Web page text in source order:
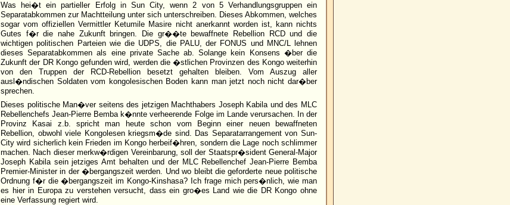
Was hei�t ein partieller Erfolg in Sun City, wenn 2 von 5 Verhandlungsgruppen ein
Separatabkommen zur Machtteilung unter sich unterschreiben. Dieses Abkommen, welches
sogar vom offiziellen Vermittler Ketumile Masire nicht anerkannt worden ist, kann nichts
Gutes f�r die nahe Zukunft bringen. Die gr��te bewaffnete Rebellion RCD und die
wichtigen politischen Parteien wie die UDPS, die PALU, der FONUS und MNC/L lehnen
dieses Separatabkommen als eine private Sache ab. Solange kein Konsens �ber die
Zukunft der DR Kongo gefunden wird, werden die �stlichen Provinzen des Kongo weiterhin
von den Truppen der RCD-Rebellion besetzt gehalten bleiben. Vom Auszug aller
ausl�ndischen Soldaten vom kongolesischen Boden kann man jetzt noch nicht dar�ber
sprechen.
Dieses politische Man�ver seitens des jetzigen Machthabers Joseph Kabila und des MLC
Rebellenchefs Jean-Pierre Bemba k�nnte verheerende Folge im Lande verursachen. In der
Provinz Kasai z.b. spricht man heute schon vom Beginn einer neuen bewaffneten
Rebellion, obwohl viele Kongolesen kriegsm�de sind. Das Separatarrangement von Sun-
City wird sicherlich kein Frieden im Kongo herbeif�hren, sondern die Lage noch schlimmer
machen. Nach dieser merkw�rdigen Vereinbarung, soll der Staatspr�sident General-Major
Joseph Kabila sein jetziges Amt behalten und der MLC Rebellenchef Jean-Pierre Bemba
Premier-Minister in der �bergangszeit werden. Und wo bleibt die geforderte neue politische
Ordnung f�r die �bergangszeit im Kongo-Kinshasa? Ich frage mich pers�nlich, wie man
es hier in Europa zu verstehen versucht, dass ein gro�es Land wie die DR Kongo ohne
eine Verfassung regiert wird.